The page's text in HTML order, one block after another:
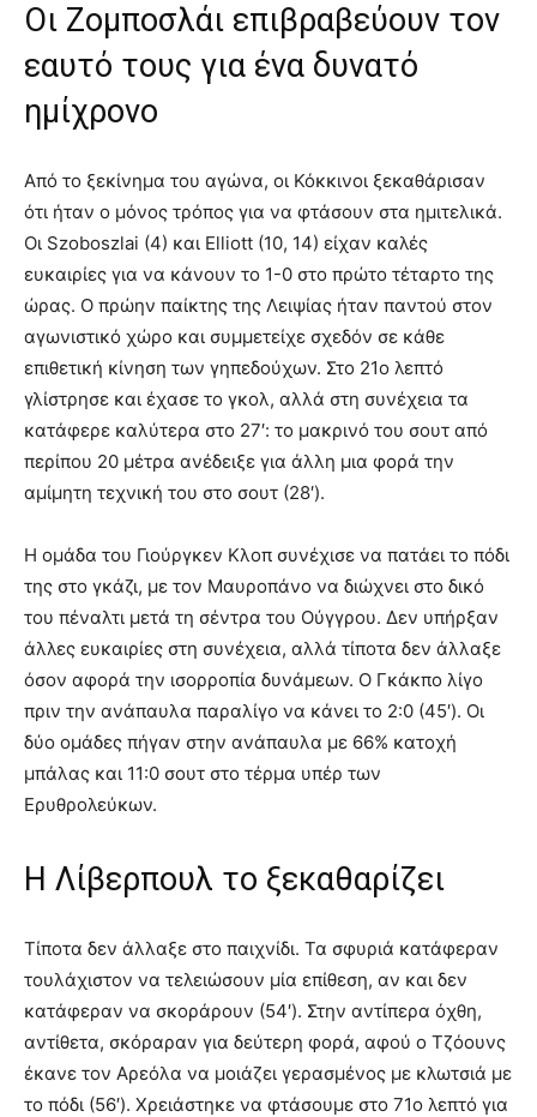
Οι Ζομποσλάι επιβραβεύουν τον
εαυτό τους για ένα δυνατό
ημίχρονο
Από το ξεκίνημα του αγώνα, οι Κόκκινοι ξεκαθάρισαν
ότι ήταν ο μόνος τρόπος για να φτάσουν στα ημιτελικά.
Οι Szoboszlai (4) και Elliott (10, 14) είχαν καλές
ευκαιρίες για να κάνουν το 1-0 στο πρώτο τέταρτο της
ώρας. Ο πρώην παίκτης της Λειψίας ήταν παντού στον
αγωνιστικό χώρο και συμμετείχε σχεδόν σε κάθε
επιθετική κίνηση των γηπεδούχων. Στο 21ο λεπτό
γλίστρησε και έχασε το γκολ, αλλά στη συνέχεια τα
κατάφερε καλύτερα στο 27′: το μακρινό του σουτ από
περίπου 20 μέτρα ανέδειξε για άλλη μια φορά την
αμίμητη τεχνική του στο σουτ (28′).
Η ομάδα του Γιούργκεν Κλοπ συνέχισε να πατάει το πόδι
της στο γκάζι, με τον Μαυροπάνο να διώχνει στο δικό
του πέναλτι μετά τη σέντρα του Ούγγρου. Δεν υπήρξαν
άλλες ευκαιρίες στη συνέχεια, αλλά τίποτα δεν άλλαξε
όσον αφορά την ισορροπία δυνάμεων. Ο Γκάκπο λίγο
πριν την ανάπαυλα παραλίγο να κάνει το 2:0 (45′). Οι
δύο ομάδες πήγαν στην ανάπαυλα με 66% κατοχή
μπάλας και 11:0 σουτ στο τέρμα υπέρ των
Ερυθρολεύκων.
Η Λίβερπουλ το ξεκαθαρίζει
Τίποτα δεν άλλαξε στο παιχνίδι. Τα σφυριά κατάφεραν
τουλάχιστον να τελειώσουν μία επίθεση, αν και δεν
κατάφεραν να σκοράρουν (54′). Στην αντίπερα όχθη,
αντίθετα, σκόραραν για δεύτερη φορά, αφού ο Τζόουνς
έκανε τον Αρεόλα να μοιάζει γερασμένος με κλωτσιά με
το πόδι (56′). Χρειάστηκε να φτάσουμε στο 71ο λεπτό για